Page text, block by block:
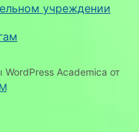
учреждении
Academica от